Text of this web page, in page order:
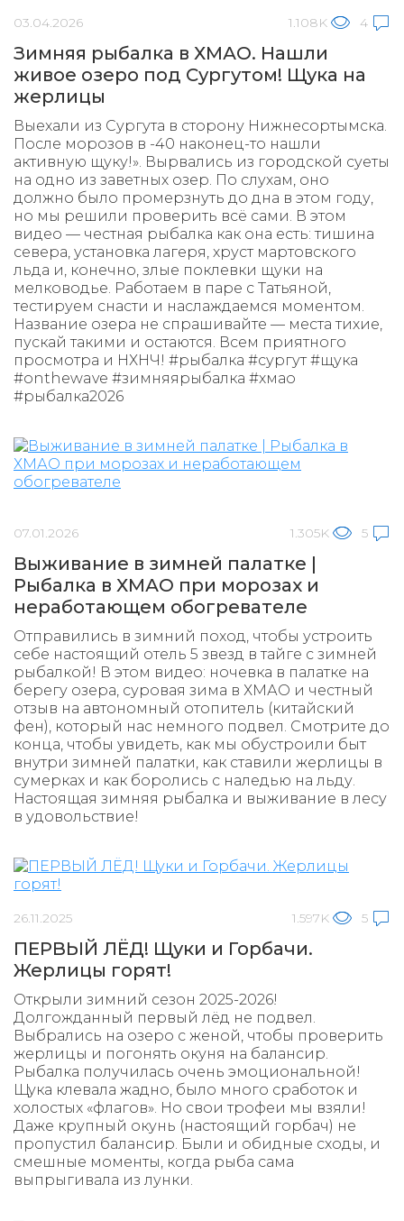
03.04.2026 1.108K 4
Зимняя рыбалка в ХМАО. Нашли
живое озеро под Сургутом! Щука на
жерлицы
Выехали из Сургута в сторону Нижнесортымска.
После морозов в -40 наконец-то нашли
активную щуку!». Вырвались из городской суеты
на одно из заветных озер. По слухам, оно
должно было промерзнуть до дна в этом году,
но мы решили проверить всё сами. В этом
видео — честная рыбалка как она есть: тишина
севера, установка лагеря, хруст мартовского
льда и, конечно, злые поклевки щуки на
мелководье. Работаем в паре с Татьяной,
тестируем снасти и наслаждаемся моментом.
Название озера не спрашивайте — места тихие,
пускай такими и остаются. Всем приятного
просмотра и НХНЧ! #рыбалка #сургут #щука
#onthewave #зимняярыбалка #хмао
#рыбалка2026
07.01.2026 1.305K 5
Выживание в зимней палатке |
Рыбалка в ХМАО при морозах и
неработающем обогревателе
Отправились в зимний поход, чтобы устроить
себе настоящий отель 5 звезд в тайге с зимней
рыбалкой! В этом видео: ночевка в палатке на
берегу озера, суровая зима в ХМАО и честный
отзыв на автономный отопитель (китайский
фен), который нас немного подвел. Смотрите до
конца, чтобы увидеть, как мы обустроили быт
внутри зимней палатки, как ставили жерлицы в
сумерках и как боролись с наледью на льду.
Настоящая зимняя рыбалка и выживание в лесу
в удовольствие!
26.11.2025 1.597K 5
ПЕРВЫЙ ЛЁД! Щуки и Горбачи.
Жерлицы горят!
Открыли зимний сезон 2025-2026!
Долгожданный первый лёд не подвел.
Выбрались на озеро с женой, чтобы проверить
жерлицы и погонять окуня на балансир.
Рыбалка получилась очень эмоциональной!
Щука клевала жадно, было много сработок и
холостых «флагов». Но свои трофеи мы взяли!
Даже крупный окунь (настоящий горбач) не
пропустил балансир. Были и обидные сходы, и
смешные моменты, когда рыба сама
выпрыгивала из лунки.